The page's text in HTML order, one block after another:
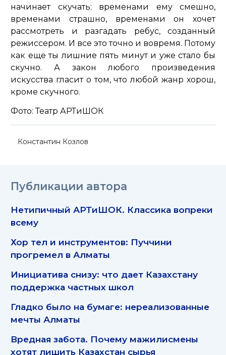
начинает скучать: временами ему смешно,
временами страшно, временами он хочет
рассмотреть и разгадать ребус, созданный
режиссером. И все это точно и вовремя. Потому
как еще ты лишние пять минут и уже стало бы
скучно. А закон любого произведения
искусства гласит о том, что любой жанр хорош,
кроме скучного.
Фото: Театр АРТиШОК
Константин Козлов
Публикации автора
Нетипичный АРТиШОК. Классика вопреки
всему
Хор тел и инструментов: Пуччини
прогремел в Алматы
Инициатива снизу: что дает Казахстану
поддержка частных школ
Гладко было на бумаге: нереализованные
мечты Алматы
Вредная забота. Почему мажилисмены
хотят лишить Казахстан сырья